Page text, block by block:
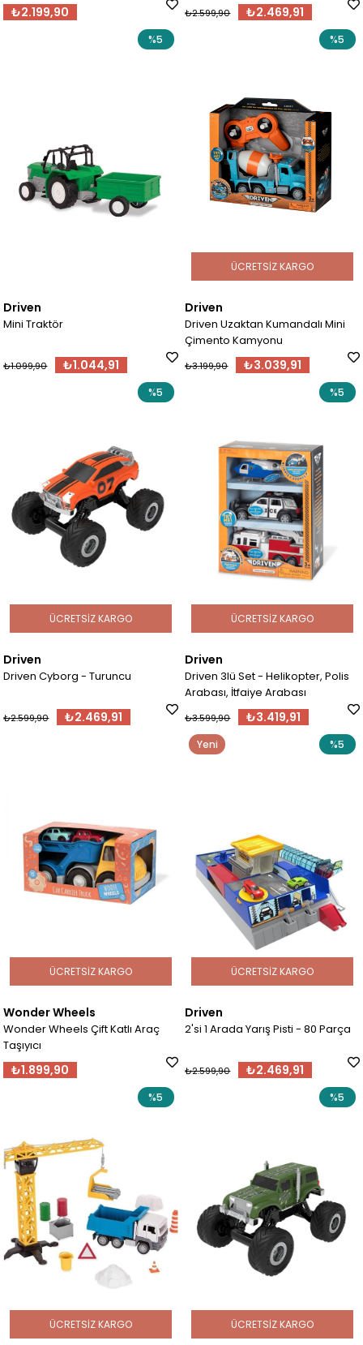
₺2.199,90 ₺2.469,91
₺2.599,90
Driven
Mini Traktör
₺1.044,91
₺1.099,90
%5
Driven
Driven Uzaktan Kumandalı Mini
Çimento Kamyonu
₺3.039,91
₺3.199,90
%5
ÜCRETSIZ KARGO
Driven
Driven Cyborg - Turuncu
₺2.469,91
₺2.599,90
%5
ÜCRETSIZ KARGO
Driven
Driven 3lü Set - Helikopter, Polis
Arabası, İtfaiye Arabası
₺3.419,91
₺3.599,90
%5
ÜCRETSIZ KARGO
Wonder Wheels
Wonder Wheels Çift Katlı Araç
Taşıyıcı
₺1.899,90
ÜCRETSIZ KARGO
Driven
2'si 1 Arada Yarış Pisti - 80 Parça
₺2.469,91
₺2.599,90
%5
ÜCRETSIZ KARGO
Yeni
%5
ÜCRETSIZ KARGO
%5
ÜCRETSIZ KARGO